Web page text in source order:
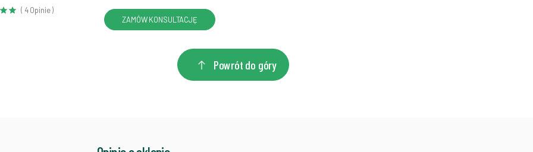
( 4 Opinie )
ZAMÓW KONSULTACJĘ
Powrót do góry